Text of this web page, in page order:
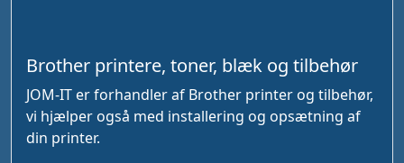
Brother printere, toner, blæk og tilbehør
JOM-IT er forhandler af Brother printer og tilbehør,
vi hjælper også med installering og opsætning af
din printer.